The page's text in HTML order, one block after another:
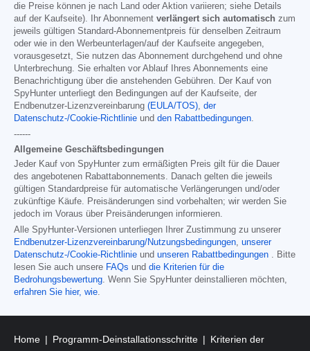
die Preise können je nach Land oder Aktion variieren; siehe Details
auf der Kaufseite). Ihr Abonnement verlängert sich automatisch zum
jeweils gültigen Standard-Abonnementpreis für denselben Zeitraum
oder wie in den Werbeunterlagen/auf der Kaufseite angegeben,
vorausgesetzt, Sie nutzen das Abonnement durchgehend und ohne
Unterbrechung. Sie erhalten vor Ablauf Ihres Abonnements eine
Benachrichtigung über die anstehenden Gebühren. Der Kauf von
SpyHunter unterliegt den Bedingungen auf der Kaufseite, der
Endbenutzer-Lizenzvereinbarung (EULA/TOS), der
Datenschutz-/Cookie-Richtlinie und den Rabattbedingungen.
------
Allgemeine Geschäftsbedingungen
Jeder Kauf von SpyHunter zum ermäßigten Preis gilt für die Dauer
des angebotenen Rabattabonnements. Danach gelten die jeweils
gültigen Standardpreise für automatische Verlängerungen und/oder
zukünftige Käufe. Preisänderungen sind vorbehalten; wir werden Sie
jedoch im Voraus über Preisänderungen informieren.
Alle SpyHunter-Versionen unterliegen Ihrer Zustimmung zu unserer
Endbenutzer-Lizenzvereinbarung/Nutzungsbedingungen, unserer
Datenschutz-/Cookie-Richtlinie und unseren Rabattbedingungen . Bitte
lesen Sie auch unsere FAQs und die Kriterien für die
Bedrohungsbewertung. Wenn Sie SpyHunter deinstallieren möchten,
erfahren Sie hier, wie.
Home Programm-Deinstallationsschritte Kriterien der